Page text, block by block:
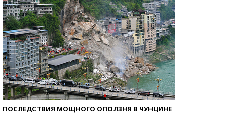
ПОСЛЕДСТВИЯ МОЩНОГО ОПОЛЗНЯ В ЧУНЦИНЕ